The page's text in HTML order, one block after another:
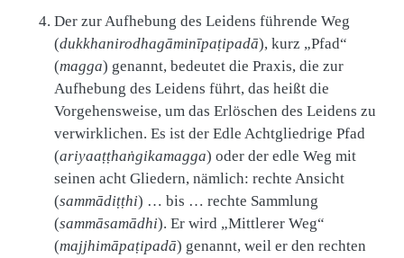
Der zur Aufhebung des Leidens führende Weg
(dukkhanirodhagāminīpaṭipadā), kurz „Pfad“
(magga) genannt, bedeutet die Praxis, die zur
Aufhebung des Leidens führt, das heißt die
Vorgehensweise, um das Erlöschen des Leidens zu
verwirklichen. Es ist der Edle Achtgliedrige Pfad
(ariyaaṭṭhaṅgikamagga) oder der edle Weg mit
seinen acht Gliedern, nämlich: rechte Ansicht
(sammādiṭṭhi) … bis … rechte Sammlung
(sammāsamādhi). Er wird „Mittlerer Weg“
(majjhimāpaṭipadā) genannt, weil er den rechten